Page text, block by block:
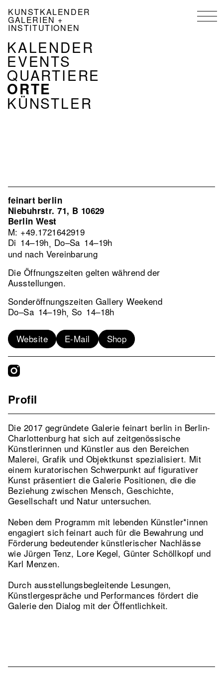
zum
Inhalt
KUNSTKALENDER
GALERIEN +
INSTITUTIONEN
NAVIGATION
KALENDER
DE
KALENDER
EVENTS
QUARTIERE
ORTE
KÜNSTLER
Profil
Die 2017 gegründete Galerie feinart berlin in Berlin-
Charlottenburg hat sich auf zeitgenössische
Künstlerinnen und Künstler aus den Bereichen
Malerei, Grafik und Objektkunst spezialisiert. Mit
einem kuratorischen Schwerpunkt auf figurativer
Kunst präsentiert die Galerie Positionen, die die
Beziehung zwischen Mensch, Geschichte,
Gesellschaft und Natur untersuchen.
Neben dem Programm mit lebenden Künstler*innen
engagiert sich feinart auch für die Bewahrung und
Förderung bedeutender künstlerischer Nachlässe
wie Jürgen Tenz, Lore Kegel, Günter Schöllkopf und
Karl Menzen.
Durch ausstellungsbegleitende Lesungen,
Künstlergespräche und Performances fördert die
Galerie den Dialog mit der Öffentlichkeit.
feinart berlin
Niebuhrstr. 71, B 10629
Berlin West
M: +49.1721642919
Di 14–19h, Do–Sa 14–19h
und nach Vereinbarung
Die Öffnungszeiten gelten während der
Ausstellungen.
Sonderöffnungszeiten Gallery Weekend
Do–Sa 14–19h, So 14–18h
Website E-Mail Shop